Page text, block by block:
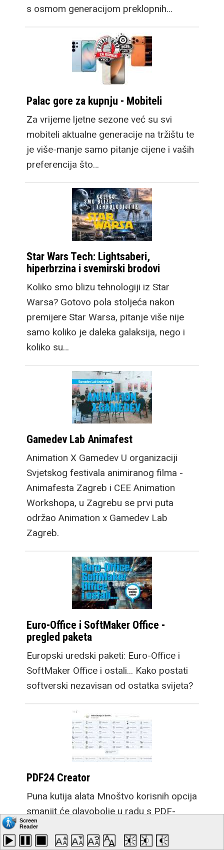
s osmom generacijom preklopnih…
Palac gore za kupnju - Mobiteli
Za vrijeme ljetne sezone već su svi
mobiteli aktualne generacije na tržištu te
je više-manje samo pitanje cijene i vaših
preferencija što…
Star Wars Tech: Lightsaberi,
hiperbrzina i svemirski brodovi
Koliko smo blizu tehnologiji iz Star
Warsa? Gotovo pola stoljeća nakon
premijere Star Warsa, pitanje više nije
samo koliko je daleka galaksija, nego i
koliko su…
Gamedev Lab Animafest
Animation X Gamedev U organizaciji
Svjetskog festivala animiranog filma -
Animafesta Zagreb i CEE Animation
Workshopa, u Zagrebu se prvi puta
održao Animation x Gamedev Lab
Zagreb.
Euro-Office i SoftMaker Office -
pregled paketa
Europski uredski paketi: Euro-Office i
SoftMaker Office i ostali... Kako postati
softverski nezavisan od ostatka svijeta?
PDF24 Creator
Puna kutija alata Mnoštvo korisnih opcija
smanjit će glavobolje u radu s PDF-
ovima.